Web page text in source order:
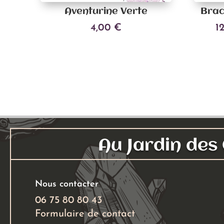
Aventurine Verte
4,00 €
Au Jardin des
Nous contacter
06 75 80 80 43
Formulaire de contact